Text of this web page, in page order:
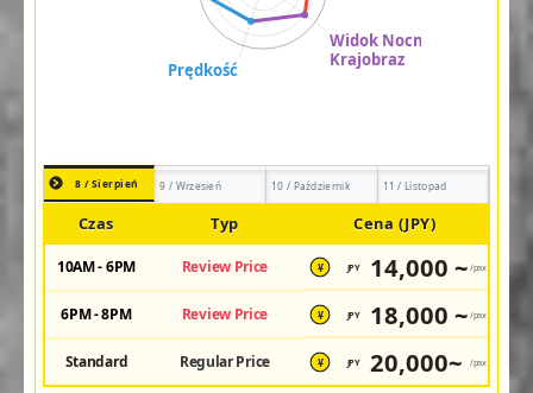
8 / Sierpień 9 / Wrzesień 10 / Październik 11 / Listopad
Czas Typ Cena (JPY)
10AM - 6PM Review Price ¥ JPY 14,000 ~ /pax
6PM - 8PM Review Price ¥ JPY 18,000 ~ /pax
Standard Regular Price ¥ JPY 20,000~ /pax